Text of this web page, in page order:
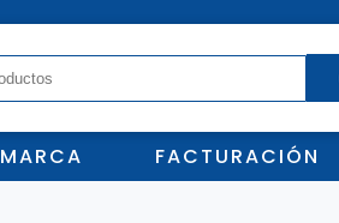
MARCA FACTURACIÓN